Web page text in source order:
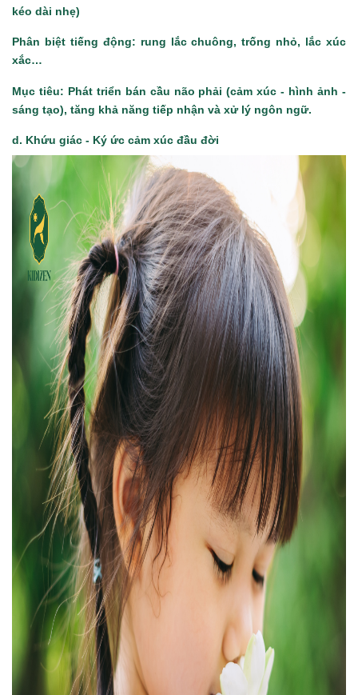
kéo dài nhẹ)
Phân biệt tiếng động: rung lắc chuông, trống nhỏ, lắc xúc
xắc…
Mục tiêu: Phát triển bán cầu não phải (cảm xúc - hình ảnh -
sáng tạo), tăng khả năng tiếp nhận và xử lý ngôn ngữ.
d. Khứu giác - Ký ức cảm xúc đầu đời